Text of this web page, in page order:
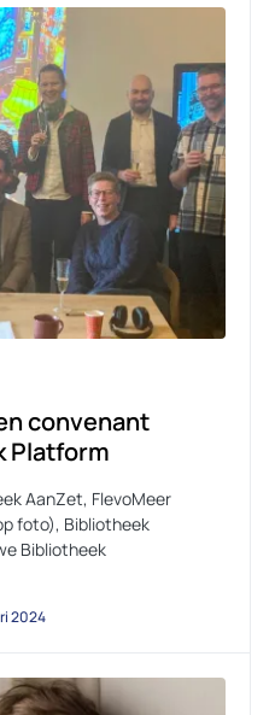
convenant
Platform
AanZet, FlevoMeer
foto), Bibliotheek
Bibliotheek
2024